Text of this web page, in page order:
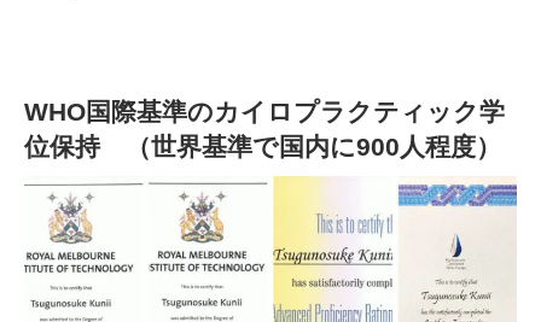
WHO国際基準のカイロプラクティック学
位保持 （世界基準で国内に900人程度）